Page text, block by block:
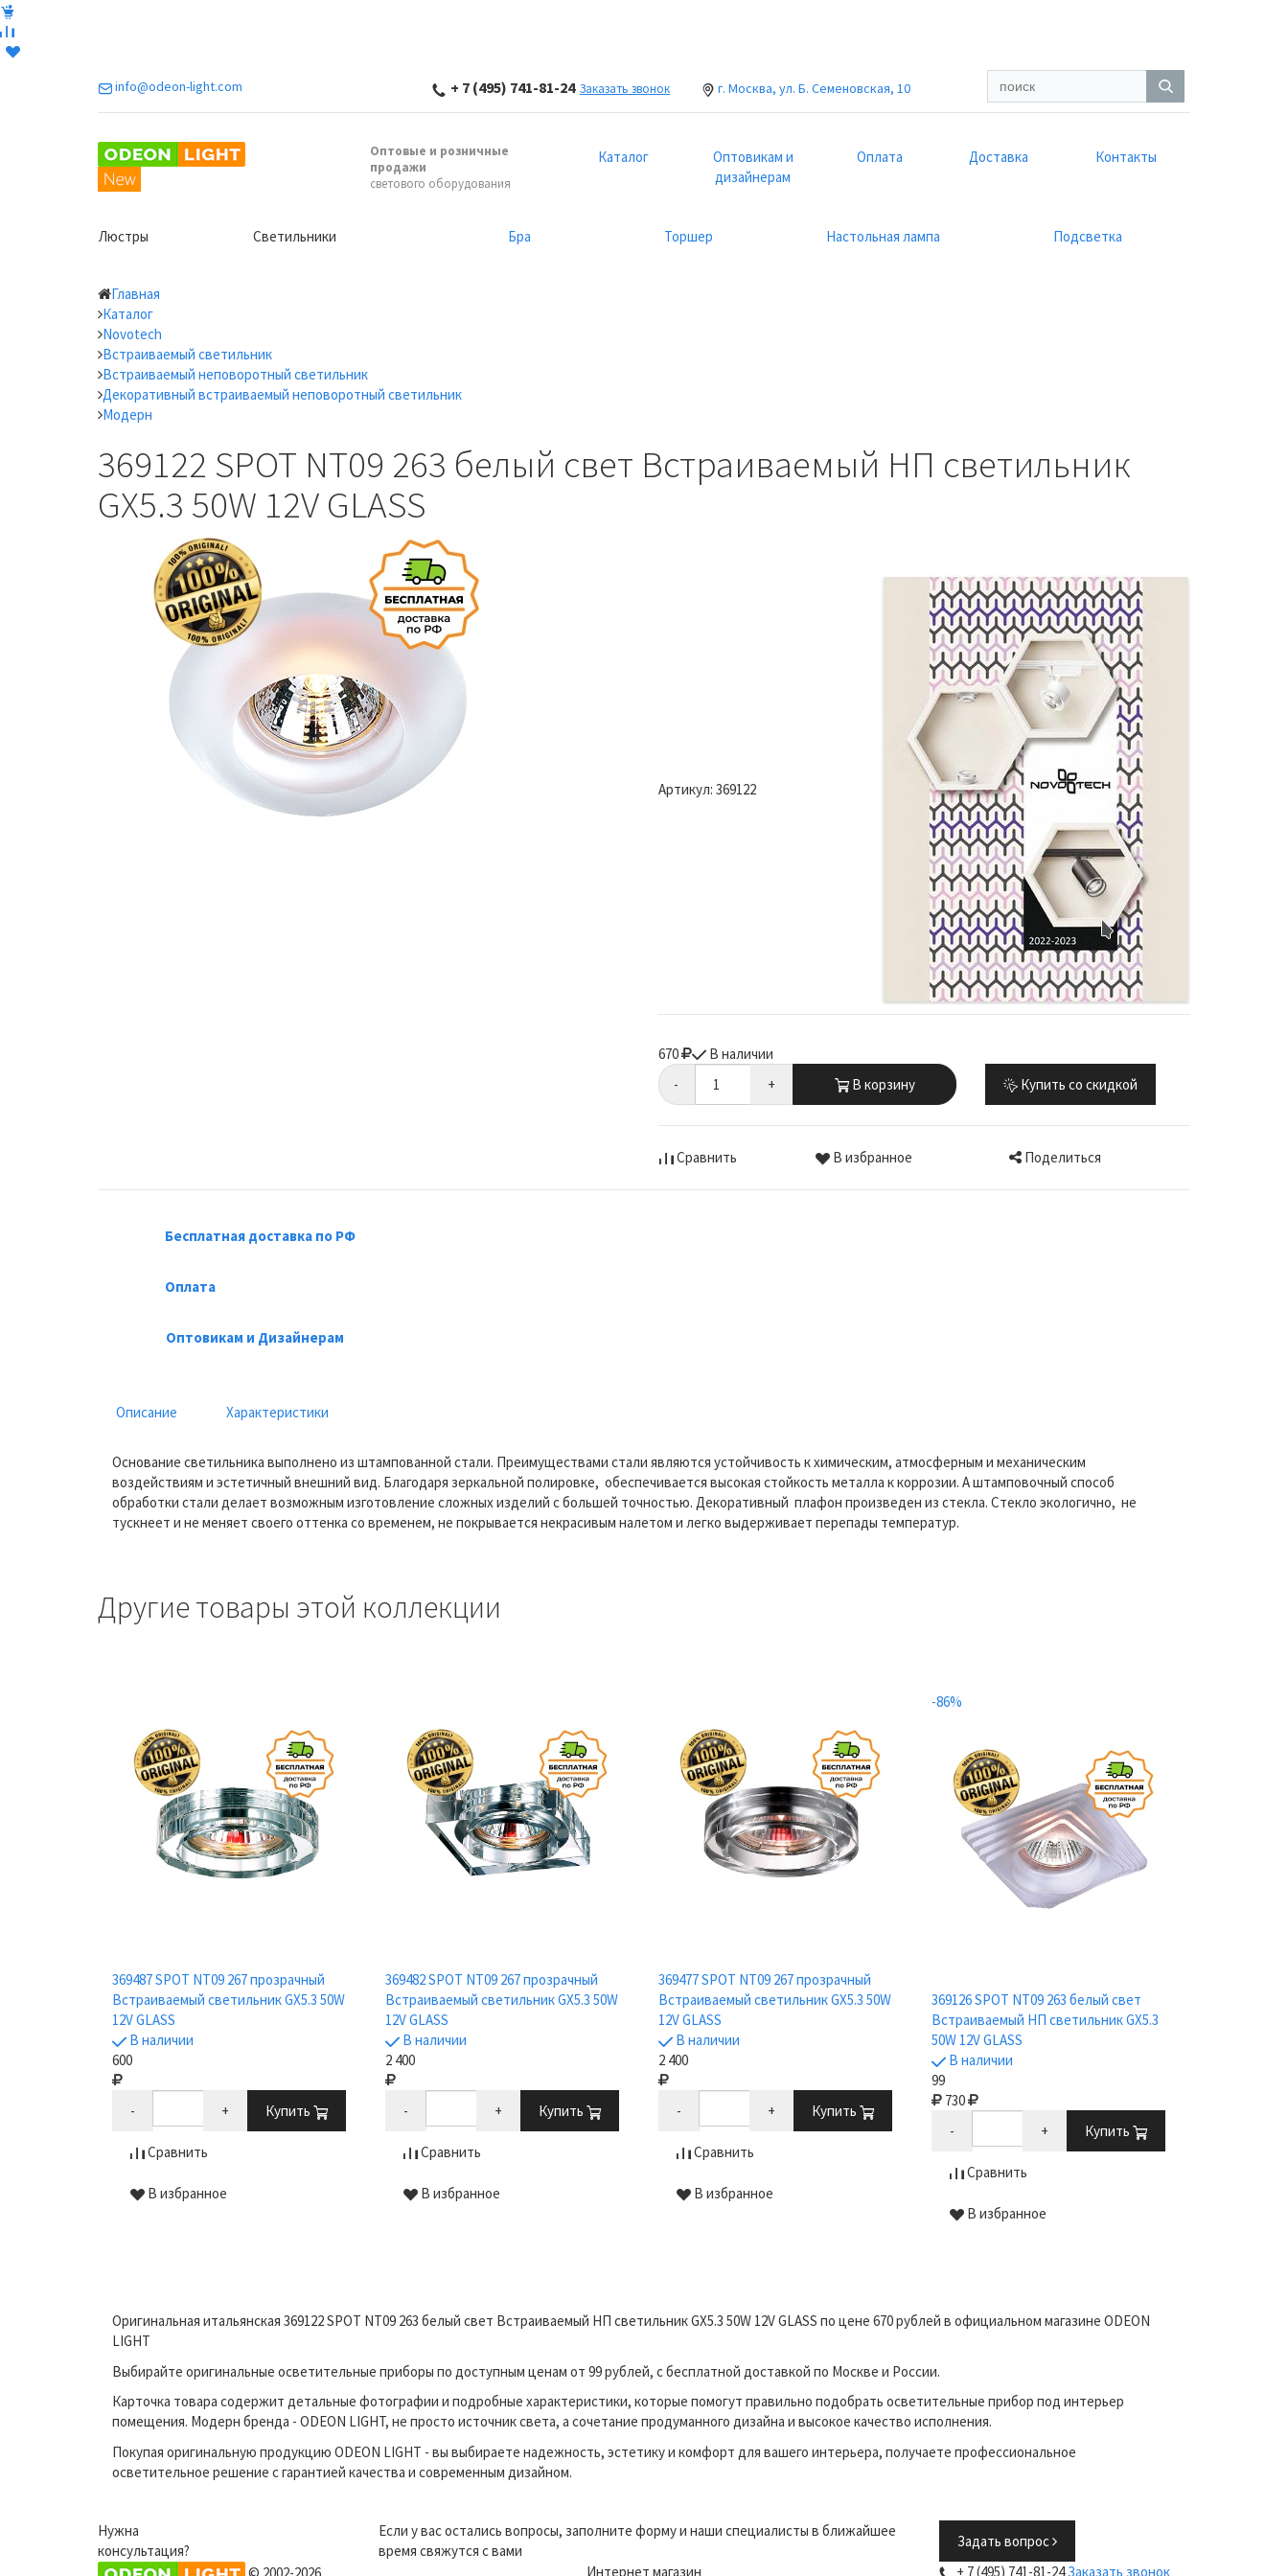
info@odeon-light.com + 7 (495) 741-81-24 Заказать звонок г. Москва, ул. Б. Семеновская, 10
Оптовые и розничные
продажи
светового оборудования
Каталог
Оптовикам и
дизайнерам
Оплата Доставка Контакты
Люстры Светильники Бра Торшер Настольная лампа Подсветка
Главная
Каталог
Novotech
Встраиваемый светильник
Встраиваемый неповоротный светильник
Декоративный встраиваемый неповоротный светильник
Модерн
369122 SPOT NT09 263 белый свет Встраиваемый НП светильник
GX5.3 50W 12V GLASS
Артикул: 369122
670
В наличии
-
+ В корзину Купить со скидкой
Сравнить В избранное Поделиться
Бесплатная доставка по РФ
Оплата
Оптовикам и Дизайнерам
Описание Характеристики
Основание светильника выполнено из штампованной стали. Преимуществами стали являются устойчивость к химическим, атмосферным и механическим
воздействиям и эстетичный внешний вид. Благодаря зеркальной полировке, обеспечивается высокая стойкость металла к коррозии. А штамповочный способ
обработки стали делает возможным изготовление сложных изделий с большей точностью. Декоративный плафон произведен из стекла. Стекло экологично, не
тускнеет и не меняет своего оттенка со временем, не покрывается некрасивым налетом и легко выдерживает перепады температур.
Другие товары этой коллекции
369487 SPOT NT09 267 прозрачный
Встраиваемый светильник GX5.3 50W
12V GLASS
В наличии
600
- + Купить
Сравнить
В избранное
369482 SPOT NT09 267 прозрачный
Встраиваемый светильник GX5.3 50W
12V GLASS
В наличии
2 400
- + Купить
Сравнить
В избранное
369477 SPOT NT09 267 прозрачный
Встраиваемый светильник GX5.3 50W
12V GLASS
В наличии
2 400
- + Купить
Сравнить
В избранное
-86%
369126 SPOT NT09 263 белый свет
Встраиваемый НП светильник GX5.3
50W 12V GLASS
В наличии
99
730
-
+ Купить
Сравнить
В избранное
Оригинальная итальянская 369122 SPOT NT09 263 белый свет Встраиваемый НП светильник GX5.3 50W 12V GLASS по цене 670 рублей в официальном магазине ODEON
LIGHT
Выбирайте оригинальные осветительные приборы по доступным ценам от 99 рублей, с бесплатной доставкой по Москве и России.
Карточка товара содержит детальные фотографии и подробные характеристики, которые помогут правильно подобрать осветительные прибор под интерьер
помещения. Модерн бренда - ODEON LIGHT, не просто источник света, а сочетание продуманного дизайна и высокое качество исполнения.
Покупая оригинальную продукцию ODEON LIGHT - вы выбираете надежность, эстетику и комфорт для вашего интерьера, получаете профессиональное
осветительное решение с гарантией качества и современным дизайном.
Нужна
консультация?
Если у вас остались вопросы, заполните форму и наши специалисты в ближайшее
время свяжутся с вами
Задать вопрос
© 2002-2026
Интернет магазин + 7 (495) 741-81-24Заказать звонок